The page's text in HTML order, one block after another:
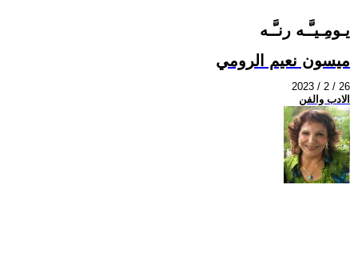
يـومِـيـَّـه رنـَّـه
ميسون نعيم الرومي
2023 / 2 / 26
الادب والفن